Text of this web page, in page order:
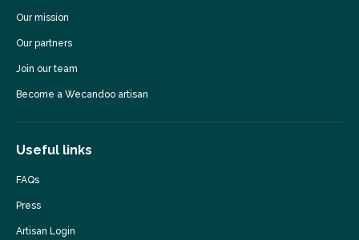
Our mission
Our partners
Join our team
Become a Wecandoo artisan
Useful links
FAQs
Press
Artisan Login